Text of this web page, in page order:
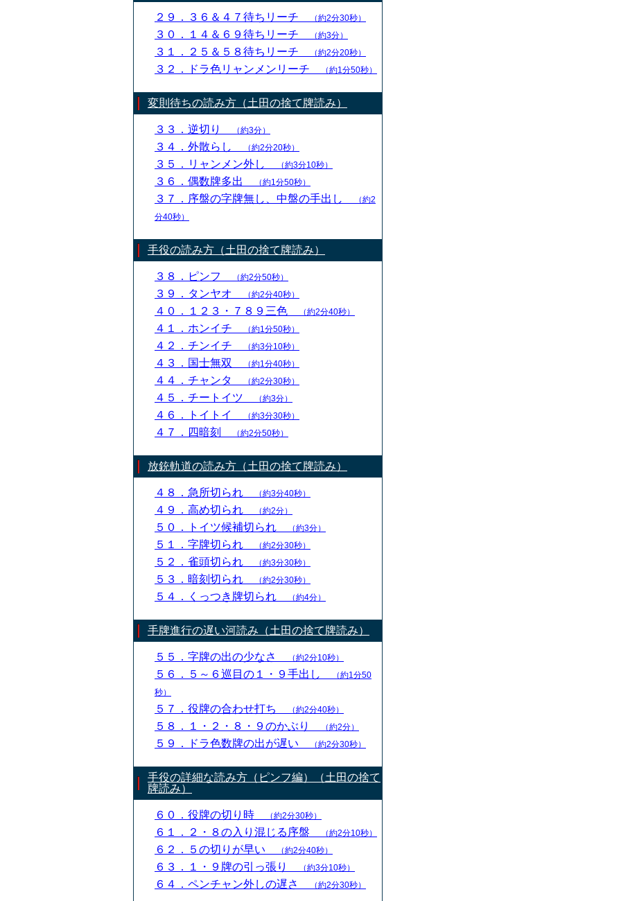
２９．３６＆４７待ちリーチ （約2分30秒）
３０．１４＆６９待ちリーチ （約3分）
３１．２５＆５８待ちリーチ （約2分20秒）
３２．ドラ色リャンメンリーチ （約1分50秒）
変則待ちの読み方（土田の捨て牌読み）
３３．逆切り （約3分）
３４．外散らし （約2分20秒）
３５．リャンメン外し （約3分10秒）
３６．偶数牌多出 （約1分50秒）
３７．序盤の字牌無し、中盤の手出し
（約2
分40秒）
手役の読み方（土田の捨て牌読み）
３８．ピンフ （約2分50秒）
３９．タンヤオ （約2分40秒）
４０．１２３・７８９三色 （約2分40秒）
４１．ホンイチ （約1分50秒）
４２．チンイチ （約3分10秒）
４３．国士無双 （約1分40秒）
４４．チャンタ （約2分30秒）
４５．チートイツ （約3分）
４６．トイトイ （約3分30秒）
４７．四暗刻 （約2分50秒）
放銃軌道の読み方（土田の捨て牌読み）
４８．急所切られ （約3分40秒）
４９．高め切られ （約2分）
５０．トイツ候補切られ （約3分）
５１．字牌切られ （約2分30秒）
５２．雀頭切られ （約3分30秒）
５３．暗刻切られ （約2分30秒）
５４．くっつき牌切られ （約4分）
手牌進行の遅い河読み（土田の捨て牌読み）
５５．字牌の出の少なさ （約2分10秒）
５６．５～６巡目の１・９手出し
（約1分50
秒）
５７．役牌の合わせ打ち （約2分40秒）
５８．１・２・８・９のかぶり （約2分）
５９．ドラ色数牌の出が遅い （約2分30秒）
手役の詳細な読み方（ピンフ編）（土田の捨て
牌読み）
６０．役牌の切り時 （約2分30秒）
６１．２・８の入り混じる序盤 （約2分10秒）
６２．５の切りが早い （約2分40秒）
６３．１・９牌の引っ張り （約3分10秒）
６４．ペンチャン外しの遅さ （約2分30秒）